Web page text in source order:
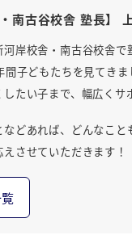
・南古谷校舎 塾長】
河岸校舎・南古谷校舎で
間子どもたちを見てき
したい子まで、幅広く
などあれば、どんなこと
させていただきます！